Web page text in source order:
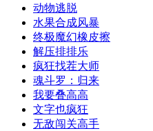
动物逃脱
水果合成风暴
终极魔幻橡皮擦
解压排排乐
疯狂找茬大师
魂斗罗：归来
我要叠高高
文字也疯狂
无敌闯关高手